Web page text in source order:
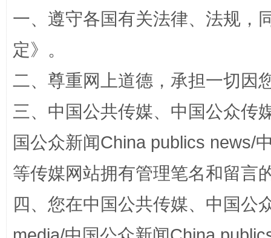
站台名比不上好声名
一、遵守各国有关法律、法规，
定》。
二、尊重网上道德，承担一切因
三、中国公共传媒、中国公众传
国公众新闻China publics news/
等传媒网站拥有管理笔名和留言
四、您在中国公共传媒、中国公